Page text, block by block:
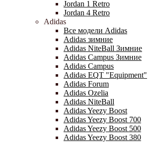
Jordan 1 Retro
Jordan 4 Retro
Adidas
Все модели Adidas
Adidas зимние
Adidas NiteBall Зимние
Adidas Campus Зимние
Adidas Campus
Adidas EQT "Equipment"
Adidas Forum
Adidas Ozelia
Adidas NiteBall
Adidas Yeezy Boost
Adidas Yeezy Boost 700
Adidas Yeezy Boost 500
Adidas Yeezy Boost 380